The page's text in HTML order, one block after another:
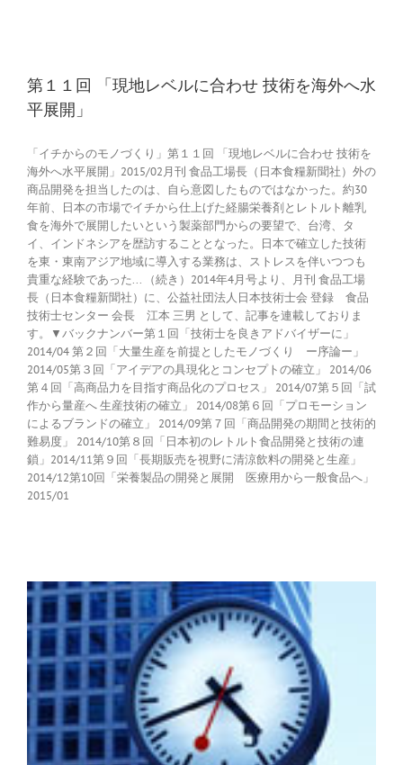
第１１回 「現地レベルに合わせ 技術を海外へ水
平展開」
「イチからのモノづくり」第１１回 「現地レベルに合わせ 技術を
海外へ水平展開」2015/02月刊 食品工場長（日本食糧新聞社）外の
商品開発を担当したのは、自ら意図したものではなかった。約30
年前、日本の市場でイチから仕上げた経腸栄養剤とレトルト離乳
食を海外で展開したいという製薬部門からの要望で、台湾、タ
イ、インドネシアを歴訪することとなった。日本で確立した技術
を東・東南アジア地域に導入する業務は、ストレスを伴いつつも
貴重な経験であった... （続き）2014年4月号より、月刊 食品工場
長（日本食糧新聞社）に、公益社団法人日本技術士会 登録 食品
技術士センター 会長 江本 三男 として、記事を連載しておりま
す。▼バックナンバー第１回「技術士を良きアドバイザーに」
2014/04 第２回「大量生産を前提としたモノづくり ー序論ー」
2014/05第３回「アイデアの具現化とコンセプトの確立」 2014/06
第４回「高商品力を目指す商品化のプロセス」 2014/07第５回「試
作から量産へ 生産技術の確立」 2014/08第６回「プロモーション
によるブランドの確立」 2014/09第７回「商品開発の期間と技術的
難易度」 2014/10第８回「日本初のレトルト食品開発と技術の連
鎖」2014/11第９回「長期販売を視野に清涼飲料の開発と生産」
2014/12第10回「栄養製品の開発と展開 医療用から一般食品へ」
2015/01